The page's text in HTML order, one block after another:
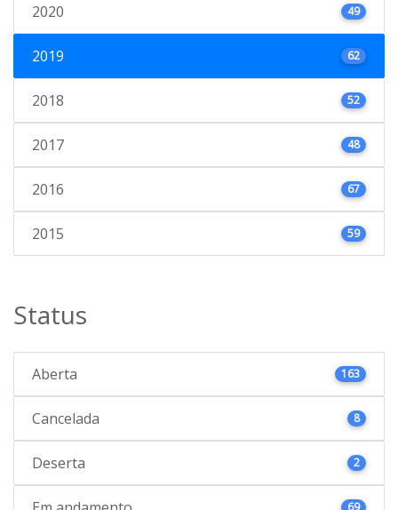
2020 49
2019 62
2018 52
2017 48
2016 67
2015 59
Status
Aberta 163
Cancelada 8
Deserta 2
69